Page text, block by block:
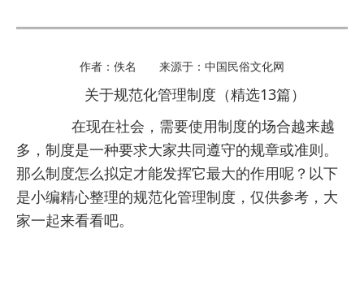
作者：佚名 来源于：中国民俗文化网
关于规范化管理制度（精选13篇）
在现在社会，需要使用制度的场合越来越
多，制度是一种要求大家共同遵守的规章或准则。
那么制度怎么拟定才能发挥它最大的作用呢？以下
是小编精心整理的规范化管理制度，仅供参考，大
家一起来看看吧。